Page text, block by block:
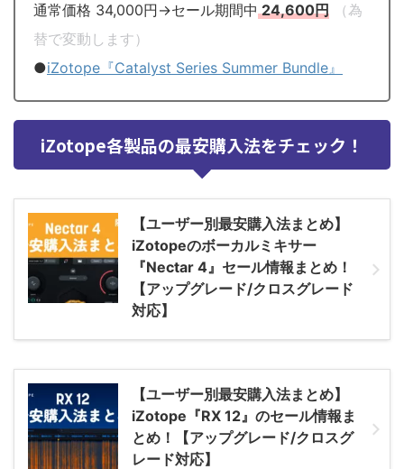
通常価格 34,000円→セール期間中24,600円
（為
替で変動します）
●iZotope『Catalyst Series Summer Bundle』
iZotope各製品の最安購入法をチェック！
【ユーザー別最安購入法まとめ】
iZotopeのボーカルミキサー
『Nectar 4』セール情報まとめ！
【アップグレード/クロスグレード
対応】
【ユーザー別最安購入法まとめ】
iZotope『RX 12』のセール情報ま
とめ！【アップグレード/クロスグ
レード対応】